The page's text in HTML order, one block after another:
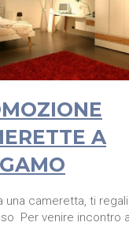
A
una cameretta, ti
Per venire incontro